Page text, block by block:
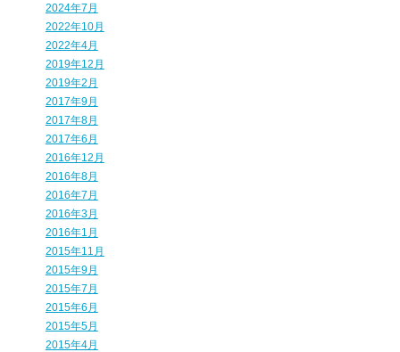
2024年7月
2022年10月
2022年4月
2019年12月
2019年2月
2017年9月
2017年8月
2017年6月
2016年12月
2016年8月
2016年7月
2016年3月
2016年1月
2015年11月
2015年9月
2015年7月
2015年6月
2015年5月
2015年4月